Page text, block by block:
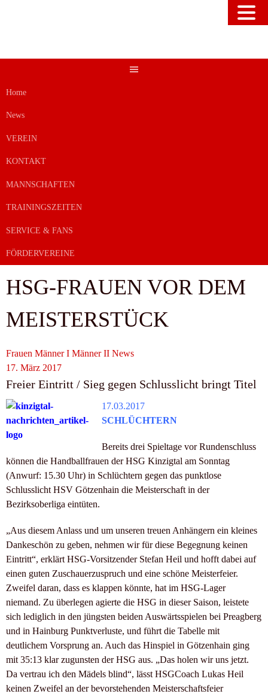
Inhalt
Home
News
VEREIN
KONTAKT
MANNSCHAFTEN
TRAININGSZEITEN
SERVICE & FANS
FÖRDERVEREINE
HSG-FRAUEN VOR DEM
MEISTERSTÜCK
Frauen Männer I Männer II News
17. März 2017
Freier Eintritt / Sieg gegen Schlusslicht bringt Titel
17.03.2017
SCHLÜCHTERN
Bereits drei Spieltage vor Rundenschluss
können die Handballfrauen der HSG Kinzigtal am Sonntag
(Anwurf: 15.30 Uhr) in Schlüchtern gegen das punktlose
Schlusslicht HSV Götzenhain die Meisterschaft in der
Bezirksoberliga eintüten.
„Aus diesem Anlass und um unseren treuen Anhängern ein kleines
Dankeschön zu geben, nehmen wir für diese Begegnung keinen
Eintritt“, erklärt HSG-Vorsitzender Stefan Heil und hofft dabei auf
einen guten Zuschauerzuspruch und eine schöne Meisterfeier.
Zweifel daran, dass es klappen könnte, hat im HSG-Lager
niemand. Zu überlegen agierte die HSG in dieser Saison, leistete
sich lediglich in den jüngsten beiden Auswärtsspielen bei Preagberg
und in Hainburg Punktverluste, und führt die Tabelle mit
deutlichem Vorsprung an. Auch das Hinspiel in Götzenhain ging
mit 35:13 klar zugunsten der HSG aus. „Das holen wir uns jetzt.
Da vertrau ich den Mädels blind“, lässt HSGCoach Lukas Heil
keinen Zweifel an der bevorstehenden Meisterschaftsfeier